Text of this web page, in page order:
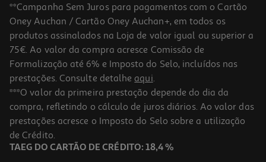
5.0
Rato Gaming Com Fio Qilive Q.3755 Preto
17.99 €/un
17,99 €
**Campanha Sem Juros para pagamentos com o Cartão
Oney Auchan / Cartão Oney Auchan+, em todos os
produtos assinalados na Loja de valor igual ou superior a
75€. Ao valor da compra acresce Comissão de
Formalização até 6% e Imposto do Selo, incluídos nas
prestações. Consulte detalhe aqui.
***O valor da primeira prestação depende do dia da
compra, refletindo o cálculo de juros diários. Ao valor das
prestações acresce o Imposto do Selo sobre a utilização
de Crédito.
TAEG DO CARTÃO DE CRÉDITO: 18,4 %